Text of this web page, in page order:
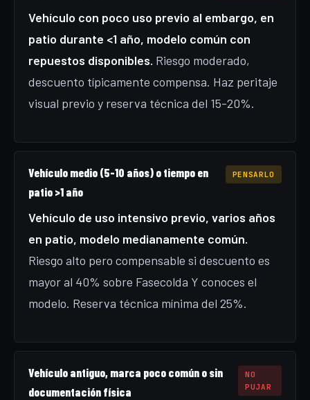
Vehículo con poco uso previo al embargo, en
patio durante <1 año, modelo común con
repuestos disponibles. Riesgo moderado,
descuento típicamente compensa. Haz peritaje
visual previo y reserva técnica del 15-20%.
Vehículo medio (5-10 años) o tiempo en
patio >1 año
PENSARLO
Vehículo de uso intensivo previo, varios años
en patio, modelo medianamente común.
Riesgo alto pero compensable si descuento es
mayor al 40% sobre Fasecolda Y conoces el
modelo. Reserva técnica mínima del 25%.
Vehículo antiguo, marca poco común o sin
documentación física
NO
PUJAR